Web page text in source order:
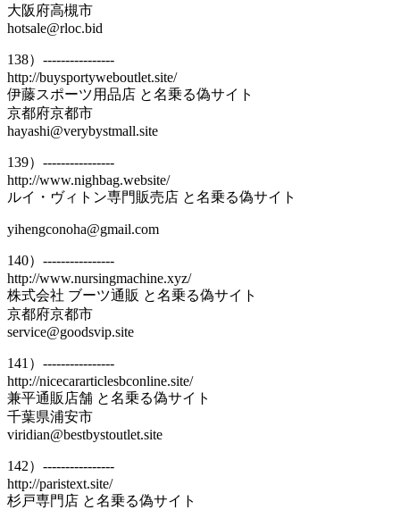
大阪府高槻市
hotsale@rloc.bid
138）----------------
http://buysportyweboutlet.site/
伊藤スポーツ用品店 と名乗る偽サイト
京都府京都市
hayashi@verybystmall.site
139）----------------
http://www.nighbag.website/
ルイ・ヴィトン専門販売店 と名乗る偽サイト
yihengconoha@gmail.com
140）----------------
http://www.nursingmachine.xyz/
株式会社 ブーツ通販 と名乗る偽サイト
京都府京都市
service@goodsvip.site
141）----------------
http://nicecararticlesbconline.site/
兼平通販店舗 と名乗る偽サイト
千葉県浦安市
viridian@bestbystoutlet.site
142）----------------
http://paristext.site/
杉戸専門店 と名乗る偽サイト